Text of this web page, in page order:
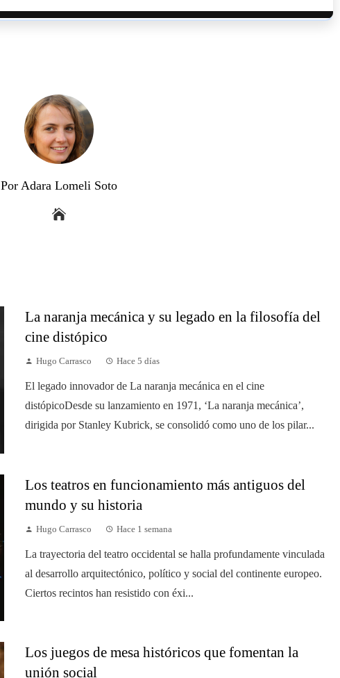
Por Adara Lomeli Soto
La naranja mecánica y su legado en la filosofía del
cine distópico
Hugo Carrasco Hace 5 días
El legado innovador de La naranja mecánica en el cine
distópicoDesde su lanzamiento en 1971, ‘La naranja mecánica’,
dirigida por Stanley Kubrick, se consolidó como uno de los pilar...
Los teatros en funcionamiento más antiguos del
mundo y su historia
Hugo Carrasco Hace 1 semana
La trayectoria del teatro occidental se halla profundamente vinculada
al desarrollo arquitectónico, político y social del continente europeo.
Ciertos recintos han resistido con éxi...
Los juegos de mesa históricos que fomentan la
unión social